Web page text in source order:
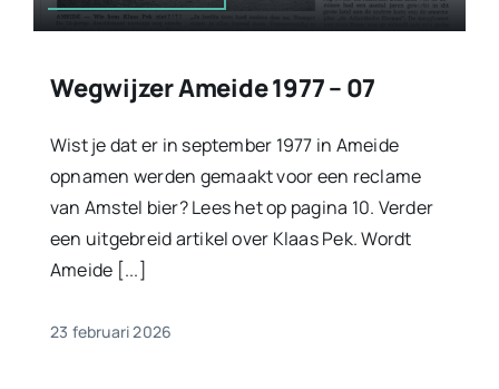
Wegwijzer Ameide 1977 – 07
Wist je dat er in september 1977 in Ameide
opnamen werden gemaakt voor een reclame
van Amstel bier? Lees het op pagina 10. Verder
een uitgebreid artikel over Klaas Pek. Wordt
Ameide [...]
23 februari 2026